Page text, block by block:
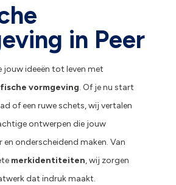
in Peer
jouw ideeën tot leven met
vormgeving. Of je nu start
of een ruwe schets, wij vertalen
ontwerpen die jouw
onderscheidend maken. Van
merkidentiteiten, wij zorgen
dat indruk maakt.